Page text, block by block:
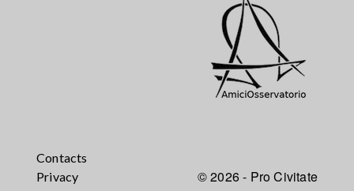
Contacts
Privacy
© 2026 - Pro Civitate